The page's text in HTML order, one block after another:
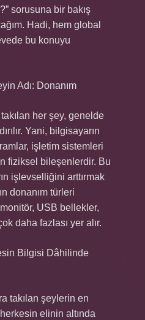
sorusuna bir bakış
Hadi, hem global
bu konuyu
Adı: Donanım
her şey, genelde
Yani, bilgisayarın
işletim sistemleri
fiziksel bileşenlerdir. Bu
işlevselliğini arttırmak
donanım türleri
USB bellekler,
daha fazlası yer alır.
Bilgisi Dâhilinde
takılan şeylerin en
elinin altında